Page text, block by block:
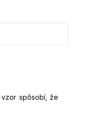
vzor spôsobí, že